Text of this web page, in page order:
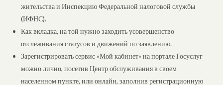
жительства и Инспекцию Федеральной налоговой службы
(ИФНС).
Как вкладка, на той нужно заходить усовершенство
отслеживания статусов и движений по заявлению.
Зарегистрировать сервис «Мой кабинет» на портале Госуслуг
можно лично, посетив Центр обслуживания в своем
населенном пункте, или онлайн, заполнив регистрационную